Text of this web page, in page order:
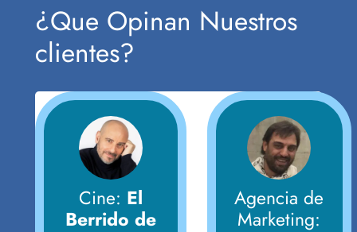
¿Que Opinan Nuestros
clientes?
Cine: El
Berrido de
Agencia de
Marketing: